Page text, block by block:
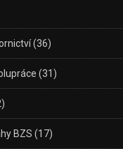
(36)
(31)
BZS (17)